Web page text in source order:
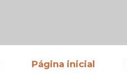
Página inicial